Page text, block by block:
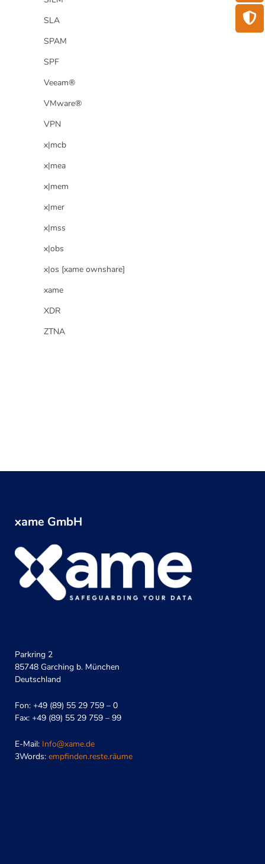
SLA
SPAM
SPF
Veeam®
VMware®
VPN
x|mcb
x|mea
x|mem
x|mer
x|mss
x|obs
x|os [xame ownshare]
xame
XDR
ZTNA
xame GmbH
Parkring 2
85748 Garching b. München
Deutschland
Fon: +49 (89) 55 29 759 – 0
Fax: +49 (89) 55 29 759 – 99
E-Mail: Info@xame.de
3Words: empfinden.reste.räume